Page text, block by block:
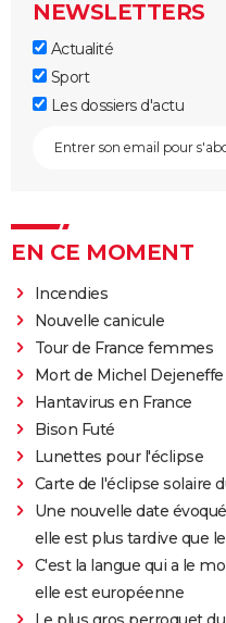
NEWSLETTERS
Actualité
Sport
Les dossiers d'actu
EN CE MOMENT
Incendies
Nouvelle canicule
Tour de France femmes
Mort de Michel Dejeneffe
Hantavirus en France
Bison Futé
Lunettes pour l'éclipse
Carte de l'éclipse solaire
Une nouvelle date
elle est plus tardive que
C'est la langue qui a le
elle est européenne